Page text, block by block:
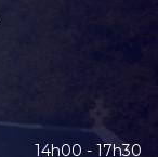
14h00 - 17h30